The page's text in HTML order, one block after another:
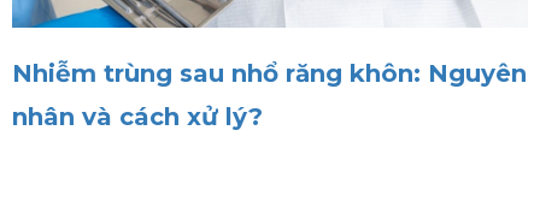
Nhiễm trùng sau nhổ răng khôn: Nguyên
nhân và cách xử lý?